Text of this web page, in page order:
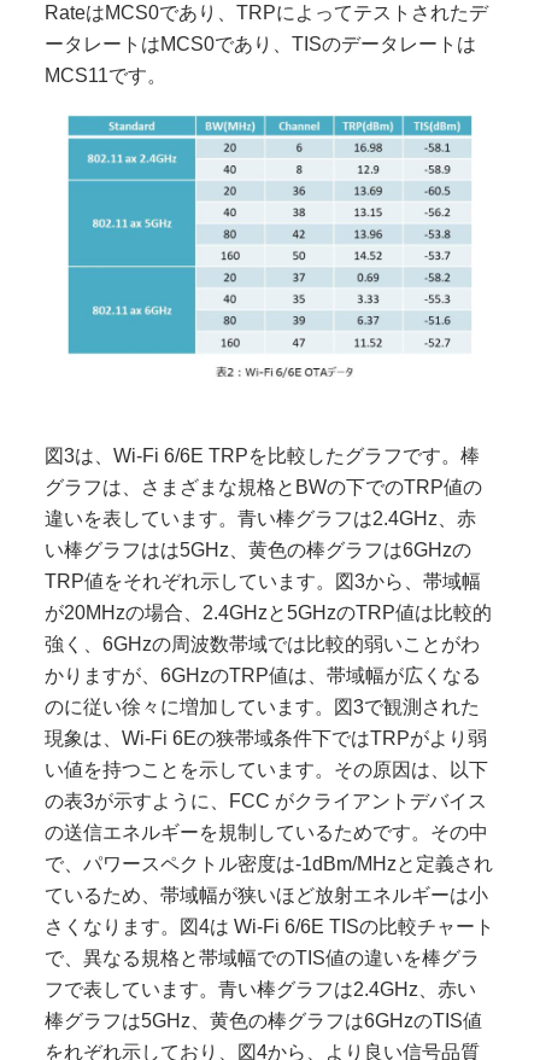
RateはMCS0であり、TRPによってテストされたデ
ータレートはMCS0であり、TISのデータレートは
MCS11です。
図3は、Wi-Fi 6/6E TRPを比較したグラフです。棒
グラフは、さまざまな規格とBWの下でのTRP値の
違いを表しています。青い棒グラフは2.4GHz、赤
い棒グラフはは5GHz、黄色の棒グラフは6GHzの
TRP値をそれぞれ示しています。図3から、帯域幅
が20MHzの場合、2.4GHzと5GHzのTRP値は比較的
強く、6GHzの周波数帯域では比較的弱いことがわ
かりますが、6GHzのTRP値は、帯域幅が広くなる
のに従い徐々に増加しています。図3で観測された
現象は、Wi-Fi 6Eの狭帯域条件下ではTRPがより弱
い値を持つことを示しています。その原因は、以下
の表3が示すように、FCC がクライアントデバイス
の送信エネルギーを規制しているためです。その中
で、パワースペクトル密度は-1dBm/MHzと定義され
ているため、帯域幅が狭いほど放射エネルギーは小
さくなります。図4は Wi-Fi 6/6E TISの比較チャート
で、異なる規格と帯域幅でのTIS値の違いを棒グラ
フで表しています。青い棒グラフは2.4GHz、赤い
棒グラフは5GHz、黄色の棒グラフは6GHzのTIS値
をれぞれ示しており、図4から、より良い信号品質